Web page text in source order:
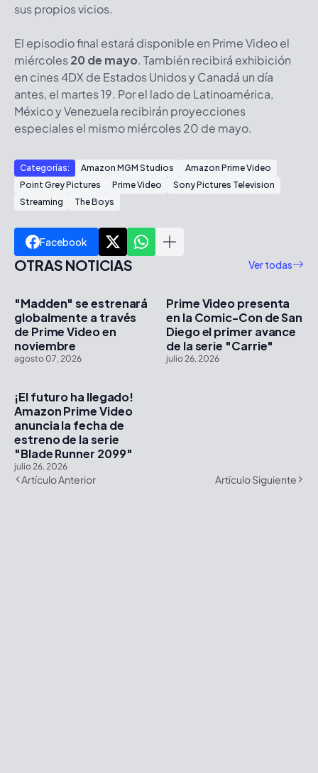
sus propios vicios.
El episodio final estará disponible en Prime Video el
miércoles20 de mayo. También recibirá exhibición
en cines 4DX de Estados Unidos y Canadá un día
antes, el martes 19. Por el lado de Latinoamérica,
México y Venezuela recibirán proyecciones
especiales el mismo miércoles 20 de mayo.
Categorías: Amazon MGM Studios
Amazon Prime Video
Point Grey Pictures
Prime Video
Sony Pictures Television
Streaming
The Boys
Facebook
OTRAS NOTICIAS Ver todas
"Madden" se estrenará
globalmente a través
de Prime Video en
noviembre
agosto 07, 2026
Prime Video presenta
en la Comic-Con de San
Diego el primer avance
de la serie "Carrie"
julio 26, 2026
¡El futuro ha llegado!
Amazon Prime Video
anuncia la fecha de
estreno de la serie
"Blade Runner 2099"
julio 26, 2026
Artículo Anterior Artículo Siguiente